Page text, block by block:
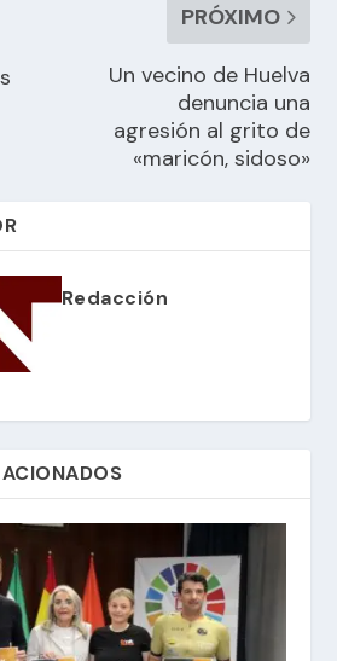
PRÓXIMO
Un vecino de Huelva
denuncia una
agresión al grito de
«maricón, sidoso»
Redacción